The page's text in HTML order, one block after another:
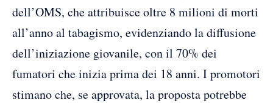
dell’OMS, che attribuisce oltre 8 milioni di morti
all’anno al tabagismo, evidenziando la diffusione
dell’iniziazione giovanile, con il 70% dei
fumatori che inizia prima dei 18 anni. I promotori
stimano che, se approvata, la proposta potrebbe